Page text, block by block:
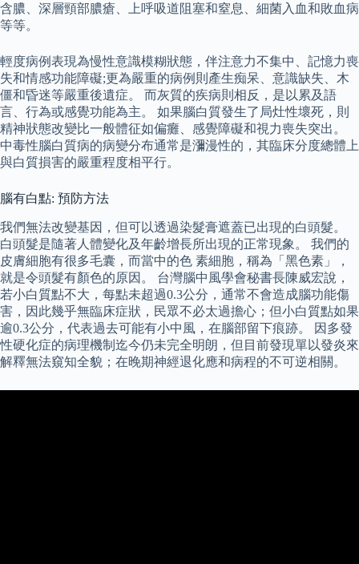
含膿、深層頸部膿瘡、上呼吸道阻塞和窒息、細菌入血和敗血病
等等。
輕度病例表現為慢性意識模糊狀態，伴注意力不集中、記憶力喪
失和情感功能障礙;更為嚴重的病例則產生痴呆、意識缺失、木
僵和昏迷等嚴重後遺症。 而灰質的疾病則相反，是以累及語
言、行為或感覺功能為主。 如果腦白質發生了局灶性壞死，則
精神狀態改變比一般體征如偏癱、感覺障礙和視力喪失突出。
中毒性腦白質病的病變分布通常是瀰漫性的，其臨床分度總體上
與白質損害的嚴重程度相平行。
腦有白點: 預防方法
我們無法改變基因，但可以透過染髮膏遮蓋已出現的白頭髮。
白頭髮是隨著人體變化及年齡增⻑所出現的正常現象。 我們的
皮膚細胞有很多毛囊，而當中的色 素細胞，稱為「黑色素」，
就是令頭髮有顏色的原因。 台灣腦中風學會秘書長陳威宏說，
若小白質點不大，每點未超過0.3公分，通常不會造成腦功能傷
害，因此幾乎無臨床症狀，民眾不必太過擔心；但小白質點如果
逾0.3公分，代表過去可能有小中風，在腦部留下痕跡。 因多發
性硬化症的病理機制迄今仍未完全明朗，但目前發現單以發炎來
解釋無法窺知全貌；在晚期神經退化應和病程的不可逆相關。